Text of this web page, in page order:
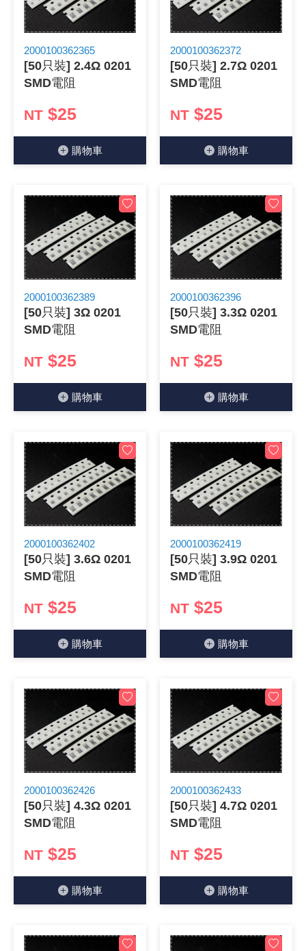
2000100362365
[50只裝] 2.4Ω 0201
SMD電阻
NT $25
購物⾞
2000100362372
[50只裝] 2.7Ω 0201
SMD電阻
NT $25
購物⾞
2000100362389
[50只裝] 3Ω 0201
SMD電阻
NT $25
購物⾞
2000100362396
[50只裝] 3.3Ω 0201
SMD電阻
NT $25
購物⾞
2000100362402
[50只裝] 3.6Ω 0201
SMD電阻
NT $25
購物⾞
2000100362419
[50只裝] 3.9Ω 0201
SMD電阻
NT $25
購物⾞
2000100362426
[50只裝] 4.3Ω 0201
SMD電阻
NT $25
購物⾞
2000100362433
[50只裝] 4.7Ω 0201
SMD電阻
NT $25
購物⾞